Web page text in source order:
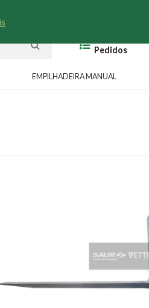
Pedidos
EMPILHADEIRA MANUAL